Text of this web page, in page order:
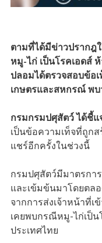
ตามที่ได้มีข่าวปรากฎ
หมู-ไก่ เป็นโรคเอดส์
ปลอมได้ตรวจสอบข้อ
เกษตรและสหกรณ์ พ
กรมกรมปศุสัตว์ ได้ชี้แ
เป็นข้อความเท็จที่ถูก
แชร์อีกครั้งในช่วงนี้
กรมปศุสัตว์มีมาตรกา
และเข้มข้นมาโดยตล
จากการส่งเจ้าหน้าที่
เคยพบกรณีหมู-ไก่เป็
ประเทศไทย